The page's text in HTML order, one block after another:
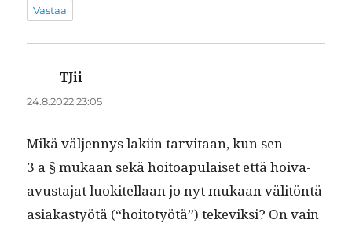
Vastaa
TJii
24.8.2022 23:05
Mikä väl­jen­nys laki­in tarvi­taan, kun sen
3 a § mukaan sekä hoitoa­pu­laiset että hoi­va-
avus­ta­jat luokitel­laan jo nyt mukaan väl­itön­tä
asi­akastyötä (“hoito­työtä”) teke­viksi? On vain